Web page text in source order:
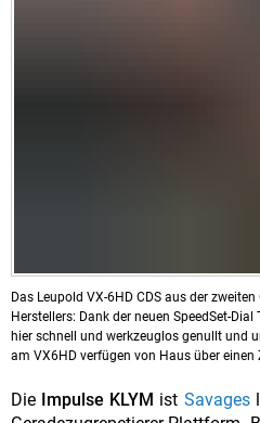
Das Leupold VX-6HD CDS aus der
Herstellers: Dank der neuen SpeedSet-
hier schnell und werkzeuglos genullt und
am VX6HD verfügen von Haus über einen
Die Impulse KLYM ist Savages